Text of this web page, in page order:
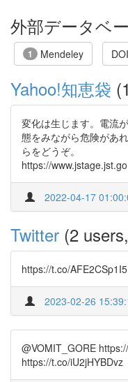
外部データベ
1 Mendeley
Yahoo!知恵袋
変化は生じます。電流
態をみながら危険があ
らをどうぞ。
https://
2022-04-17
Twitter (2
https://t.co/AFE2CSp1I5
2023-02-26
@VOMIT_GORE
https://t.co/iU2jHYBDvz